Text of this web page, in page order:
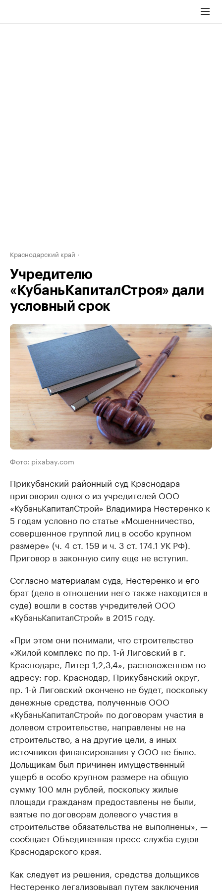
Краснодарский край
Учредителю
«КубаньКапиталСтроя» дали
условный срок
Фото: pixabay.com
Прикубанский районный суд Краснодара
приговорил одного из учредителей ООО
«КубаньКапиталСтрой» Владимира Нестеренко к
5 годам условно по статье «Мошенничество,
совершенное группой лиц в особо крупном
размере» (ч. 4 ст. 159 и ч. 3 ст. 174.1 УК РФ).
Приговор в законную силу еще не вступил.
Согласно материалам суда, Нестеренко и его
брат (дело в отношении него также находится в
суде) вошли в состав учредителей ООО
«КубаньКапиталСтрой» в 2015 году.
«При этом они понимали, что строительство
«Жилой комплекс по пр. 1-й Лиговский в г.
Краснодаре, Литер 1,2,3,4», расположенном по
адресу: гор. Краснодар, Прикубанский округ,
пр. 1-й Лиговский окончено не будет, поскольку
денежные средства, полученные ООО
«КубаньКапиталСтрой» по договорам участия в
долевом строительстве, направлены не на
строительство, а на другие цели, а иных
источников финансирования у ООО не было.
Дольщикам был причинен имущественный
ущерб в особо крупном размере на общую
сумму 100 млн рублей, поскольку жилые
площади гражданам предоставлены не были,
взятые по договорам долевого участия в
строительстве обязательства не выполнены», —
сообщает Объединенная пресс-служба судов
Краснодарского края.
Как следует из решения, средства дольщиков
Нестеренко легализовывал путем заключения